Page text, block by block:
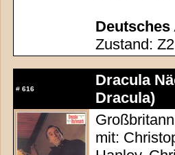
Deutsches
Zustand: Z2
# 616
Dracula
Dracula)
mit: